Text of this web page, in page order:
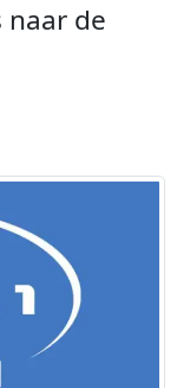
naar de